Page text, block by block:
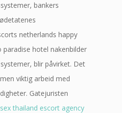
bankers
netherlands happy
paradise hotel nakenbilder
blir påvirket. Det
viktig arbeid med
Gatejuristen
thailand escort agency